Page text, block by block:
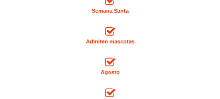
Semana Santa
Admiten mascotas
Agosto